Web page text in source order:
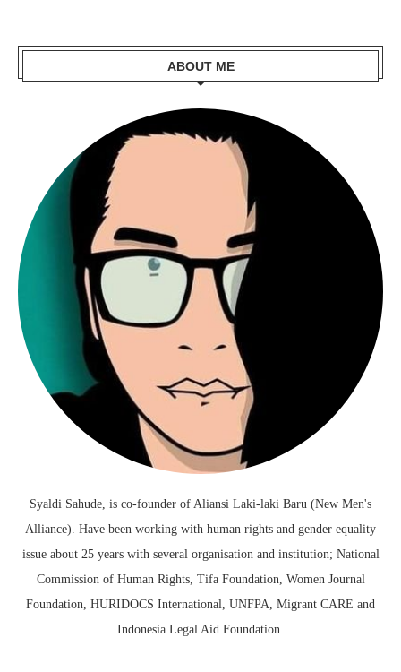
ABOUT ME
Syaldi Sahude, is co-founder of Aliansi Laki-laki Baru (New Men's
Alliance). Have been working with human rights and gender equality
issue about 25 years with several organisation and institution; National
Commission of Human Rights, Tifa Foundation, Women Journal
Foundation, HURIDOCS International, UNFPA, Migrant CARE and
Indonesia Legal Aid Foundation.